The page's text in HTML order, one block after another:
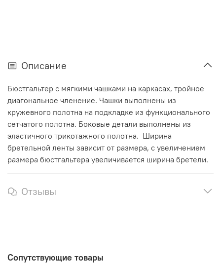
Описание
Бюстгальтер с мягкими чашками на каркасах, тройное
диагональное членение. Чашки выполнены из
кружевного полотна на подкладке из функционального
сетчатого полотна. Боковые детали выполнены из
эластичного трикотажного полотна. Ширина
бретельной ленты зависит от размера, с увеличением
размера бюстгальтера увеличивается ширина бретели.
Отзывы
Сопутствующие товары